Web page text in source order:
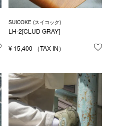
お気に入りに登録する
SUICOKE (スイコック)
LH-2[CLUD GRAY]
¥ 15,400